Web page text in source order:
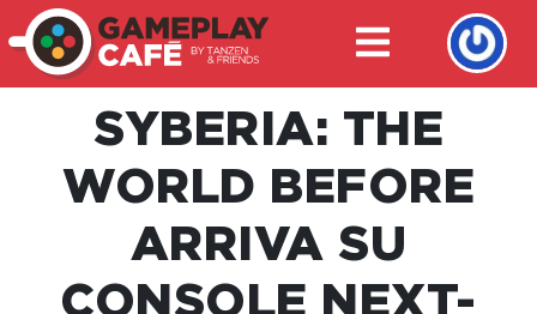
SYBERIA: THE
WORLD BEFORE
ARRIVA SU
CONSOLE NEXT-